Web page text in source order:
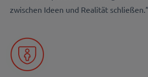
zwischen Ideen und Realität schließen.”